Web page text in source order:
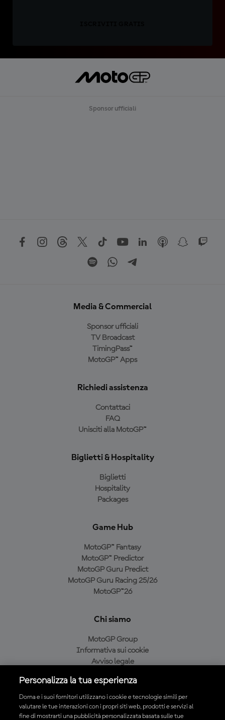
Sponsor ufficiali
Media & Commercial
Sponsor ufficiali
TV Broadcast
TimingPass™
MotoGP™ Apps
Richiedi assistenza
Contattaci
FAQ
Unisciti alla MotoGP™
Biglietti & Hospitality
Biglietti
Hospitality
Packages
Game Hub
MotoGP™ Fantasy
MotoGP™ Predictor
MotoGP Guru Predict
MotoGP Guru Racing 25/26
MotoGP™26
Chi siamo
MotoGP Group
Informativa sui cookie
Avviso legale
Condizioni di acquisto
Personalizza la tua esperienza
Dorna e i suoi fornitori utilizzano i cookie e tecnologie simili per
valutare le tue interazioni con i propri siti web, prodotti e servizi al
fine di mostrarti una pubblicità personalizzata basata sulle tue